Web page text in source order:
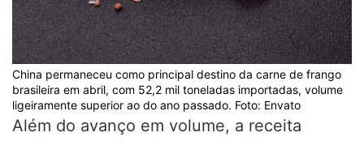
China permaneceu como principal destino da carne de frango
brasileira em abril, com 52,2 mil toneladas importadas, volume
ligeiramente superior ao do ano passado. Foto: Envato
Além do avanço em volume, a receita